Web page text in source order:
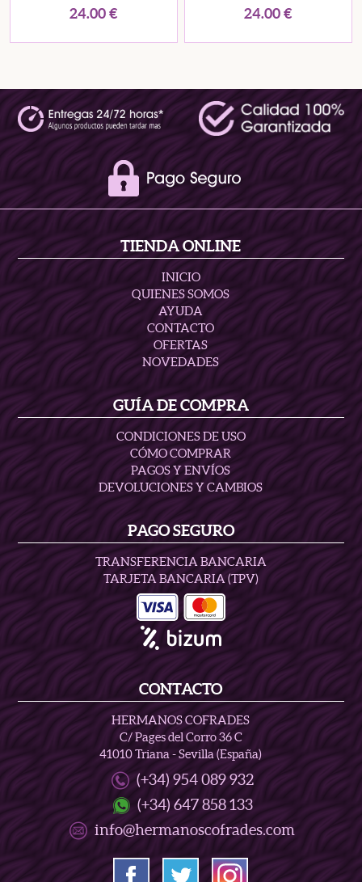
24.00€ 24.00€
TIENDA ONLINE
INICIO
QUIENES SOMOS
AYUDA
CONTACTO
OFERTAS
NOVEDADES
GUÍA DE COMPRA
CONDICIONES DE USO
CÓMO COMPRAR
PAGOS Y ENVÍOS
DEVOLUCIONES Y CAMBIOS
PAGO SEGURO
TRANSFERENCIA BANCARIA
TARJETA BANCARIA (TPV)
CONTACTO
HERMANOS COFRADES
C/ Pages del Corro 36 C
41010 Triana - Sevilla (España)
(+34) 954 089 932
(+34) 647 858 133
info@hermanoscofrades.com